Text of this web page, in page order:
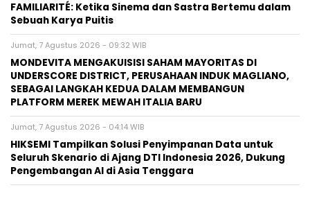
FAMILIARITÉ: Ketika Sinema dan Sastra Bertemu dalam
Sebuah Karya Puitis
Jumat, 7 Agustus 2026 - 09:32 WIB
MONDEVITA MENGAKUISISI SAHAM MAYORITAS DI
UNDERSCORE DISTRICT, PERUSAHAAN INDUK MAGLIANO,
SEBAGAI LANGKAH KEDUA DALAM MEMBANGUN
PLATFORM MEREK MEWAH ITALIA BARU
Jumat, 7 Agustus 2026 - 04:14 WIB
HIKSEMI Tampilkan Solusi Penyimpanan Data untuk
Seluruh Skenario di Ajang DTI Indonesia 2026, Dukung
Pengembangan AI di Asia Tenggara